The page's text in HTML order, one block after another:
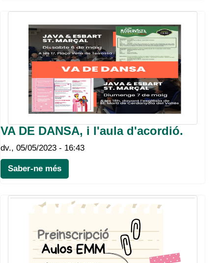
VA DE DANSA, i l'aula d'acordió.
dv., 05/05/2023 - 16:43
Saber-ne més